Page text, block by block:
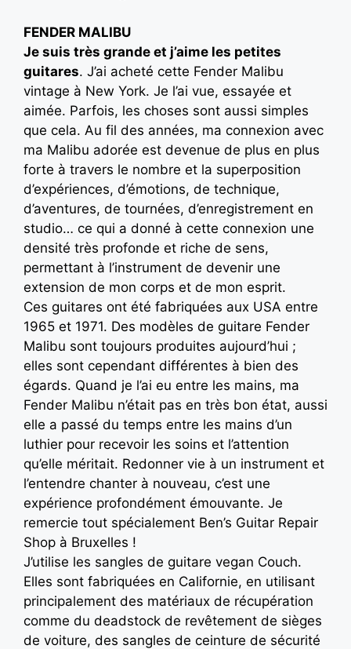
FENDER MALIBU
Je suis très grande et j’aime les petites
guitares. J’ai acheté cette Fender Malibu
vintage à New York. Je l’ai vue, essayée et
aimée. Parfois, les choses sont aussi simples
que cela. Au fil des années, ma connexion avec
ma Malibu adorée est devenue de plus en plus
forte à travers le nombre et la superposition
d’expériences, d’émotions, de technique,
d’aventures, de tournées, d’enregistrement en
studio… ce qui a donné à cette connexion une
densité très profonde et riche de sens,
permettant à l’instrument de devenir une
extension de mon corps et de mon esprit.
Ces guitares ont été fabriquées aux USA entre
1965 et 1971. Des modèles de guitare Fender
Malibu sont toujours produites aujourd’hui ;
elles sont cependant différentes à bien des
égards. Quand je l’ai eu entre les mains, ma
Fender Malibu n’était pas en très bon état, aussi
elle a passé du temps entre les mains d’un
luthier pour recevoir les soins et l’attention
qu’elle méritait. Redonner vie à un instrument et
l’entendre chanter à nouveau, c’est une
expérience profondément émouvante. Je
remercie tout spécialement Ben’s Guitar Repair
Shop à Bruxelles !
J’utilise les sangles de guitare vegan Couch.
Elles sont fabriquées en Californie, en utilisant
principalement des matériaux de récupération
comme du deadstock de revêtement de sièges
de voiture, des sangles de ceinture de sécurité